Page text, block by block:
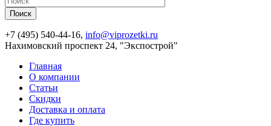
+7 (495) 540-44-16, info@viprozetki.ru
Нахимовский проспект 24, "Экспострой"
Главная
О компании
Статьи
Скидки
Доставка и оплата
Где купить